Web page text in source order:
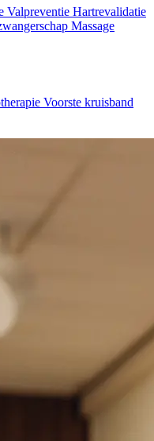
Valpreventie Hartrevalidatie
Massage
Voorste kruisband